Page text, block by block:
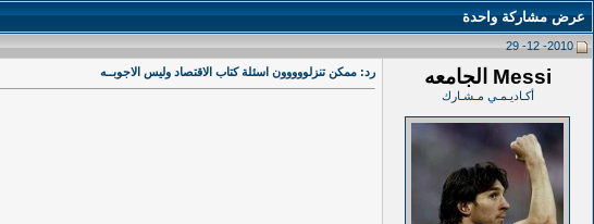
عرض مشاركة واحدة
2010- 12- 29
Messi الجامعه
أكـاديـمـي مـشـارك
رد: ممكن تنزلووووون اسئلة كتاب الاقتصاد وليس الاجوبــه